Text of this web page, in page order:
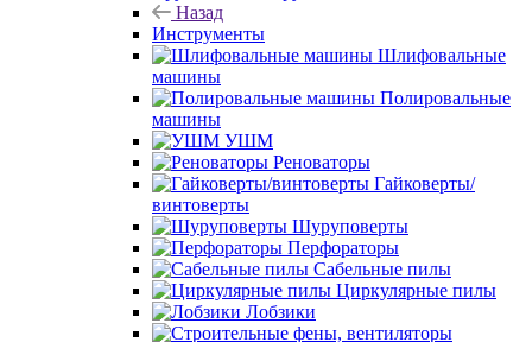
Назад
Инструменты
Шлифовальные
машины
Полировальные
машины
УШМ
Реноваторы
Гайковерты/
винтоверты
Шуруповерты
Перфораторы
Сабельные пилы
Циркулярные пилы
Лобзики